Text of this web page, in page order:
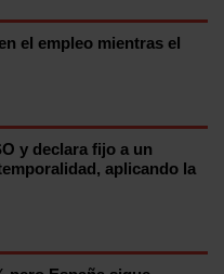
el empleo mientras el
y declara fijo a un
aplicando la